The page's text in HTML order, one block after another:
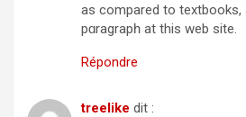
as compared to textboοks,
pɑragrapһ at this web site.
Répondre
treelike dit :